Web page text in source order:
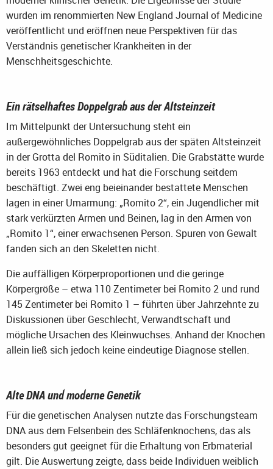
wurden im renommierten New England Journal of Medicine
veröffentlicht und eröffnen neue Perspektiven für das
Verständnis genetischer Krankheiten in der
Menschheitsgeschichte.
Ein rätselhaftes Doppelgrab aus der Altsteinzeit
Im Mittelpunkt der Untersuchung steht ein
außergewöhnliches Doppelgrab aus der späten Altsteinzeit
in der Grotta del Romito in Süditalien. Die Grabstätte wurde
bereits 1963 entdeckt und hat die Forschung seitdem
beschäftigt. Zwei eng beieinander bestattete Menschen
lagen in einer Umarmung: „Romito 2“, ein Jugendlicher mit
stark verkürzten Armen und Beinen, lag in den Armen von
„Romito 1“, einer erwachsenen Person. Spuren von Gewalt
fanden sich an den Skeletten nicht.
Die auffälligen Körperproportionen und die geringe
Körpergröße – etwa 110 Zentimeter bei Romito 2 und rund
145 Zentimeter bei Romito 1 – führten über Jahrzehnte zu
Diskussionen über Geschlecht, Verwandtschaft und
mögliche Ursachen des Kleinwuchses. Anhand der Knochen
allein ließ sich jedoch keine eindeutige Diagnose stellen.
Alte DNA und moderne Genetik
Für die genetischen Analysen nutzte das Forschungsteam
DNA aus dem Felsenbein des Schläfenknochens, das als
besonders gut geeignet für die Erhaltung von Erbmaterial
gilt. Die Auswertung zeigte, dass beide Individuen weiblich